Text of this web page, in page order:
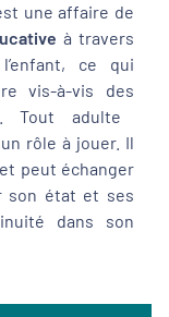
une affaire de
à travers
ce qui
vis-à-vis des
Tout adulte
rôle à jouer. Il
peut échanger
son état et ses
dans son